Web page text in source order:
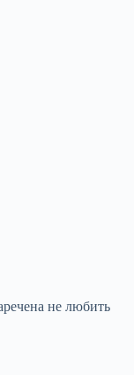
не любить